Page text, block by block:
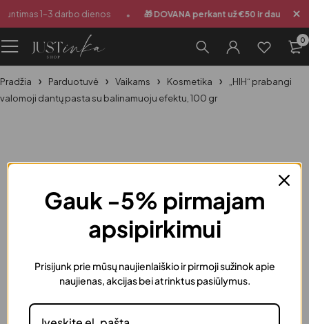
1-3 darbo dienos • 🎁 DOVANA perkant už €50 ir daugiau
0
Pradžia Parduotuvė Vaikams Kosmetika
„HIH“ prabangi
valomoji dantų pasta su balinamuoju efektu, 100 gr
Gauk -5% pirmajam
apsipirkimui
Prisijunk prie mūsų naujienlaiškio ir pirmoji sužinok apie
naujienas, akcijas bei atrinktus pasiūlymus.